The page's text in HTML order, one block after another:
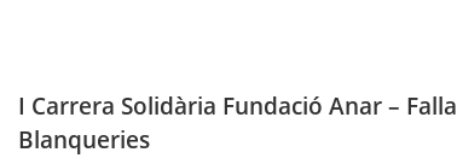
I Carrera Solidària Fundació Anar – Falla
Blanqueries